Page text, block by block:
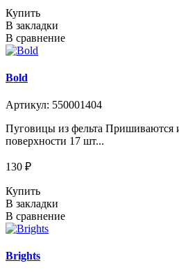
Купить
В закладки
В сравнение
Bold
Артикул: 550001404
Пуговицы из фельта Пришиваются
поверхности 17 шт...
130 ₽
Купить
В закладки
В сравнение
Brights